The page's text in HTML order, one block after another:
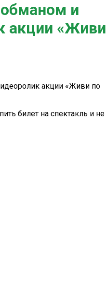
и
акции «Живи
акции «Живи по
билет на спектакль и не